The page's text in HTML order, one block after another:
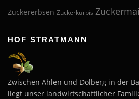
Zuckererbsen Zuckerkürbis
HOF STRATMANN
Zwischen Ahlen und Dolberg in der
liegt unser landwirtschaftlicher